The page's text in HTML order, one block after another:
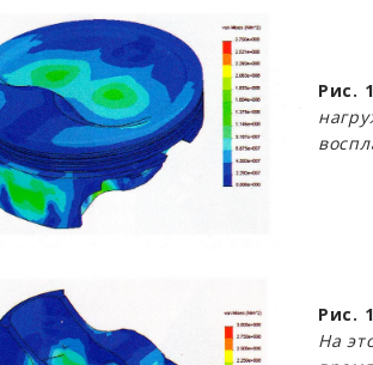
Рис.
Рис.
На